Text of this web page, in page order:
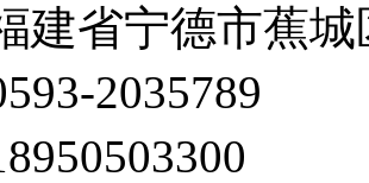
建省宁德市蕉城
2035789